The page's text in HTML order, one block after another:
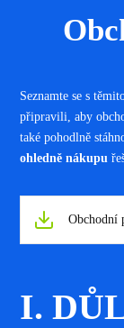
Seznamte se s
připravili, aby
také pohodlně
ohledně nákupu
Obchodní
I.